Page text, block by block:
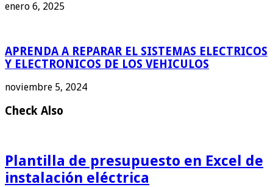
enero 6, 2025
APRENDA A REPARAR EL SISTEMAS ELECTRICOS
Y ELECTRONICOS DE LOS VEHICULOS
noviembre 5, 2024
Check Also
Plantilla de presupuesto en Excel de
instalación eléctrica